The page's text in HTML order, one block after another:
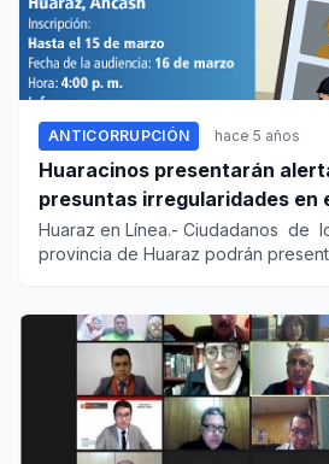
ANTICORRUPCIÓN hace 5 años
Huaracinos presentarán
presuntas irregularidades en
públicas
Huaraz en Línea.- Ciudadanos de
provincia de Huaraz podrán